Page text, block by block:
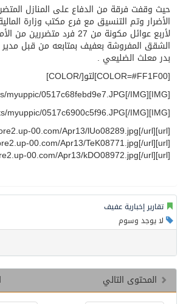
وقفت فرقة من الدفاع على المنازل المتضررين
وتم التنسيق مع فرع مكتب وزارة المالية وتم
لأربع عوائل مكونة من 27 فرد متضررين من
المفروشة بعفيف بمتابعه من قبل مدير مكتب
معلث الضليعي .
إخبارية عفيف
يوجد وسوم
المحتوى التالي